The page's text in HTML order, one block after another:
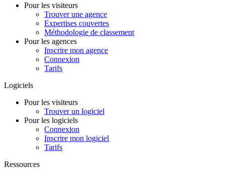
Pour les visiteurs
Trouver une agence
Expertises couvertes
Méthodologie de classement
Pour les agences
Inscrire mon agence
Connexion
Tarifs
Logiciels
Pour les visiteurs
Trouver un logiciel
Pour les logiciels
Connexion
Inscrire mon logiciel
Tarifs
Ressources